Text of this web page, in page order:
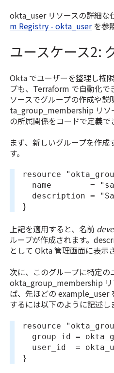
okta_user リソースの詳細な
m Registry - okta_userを参
ユースケース2:
Okta でユーザーを整理し権
プも、Terraform で自動化
ソースでグループの作成や
ta_group_membership リソ
の所属関係をコードで定義で
まず、新しいグループを作
す。
resource
name        =
description =
}
上記を適用すると、名前
ループが作成されます。
として Okta 管理画面に表示
次に、このグループに特定
okta_group_membership リ
ば、先ほどの example_user
するには以下のように記述し
resource
group_id =
user_id  =
}